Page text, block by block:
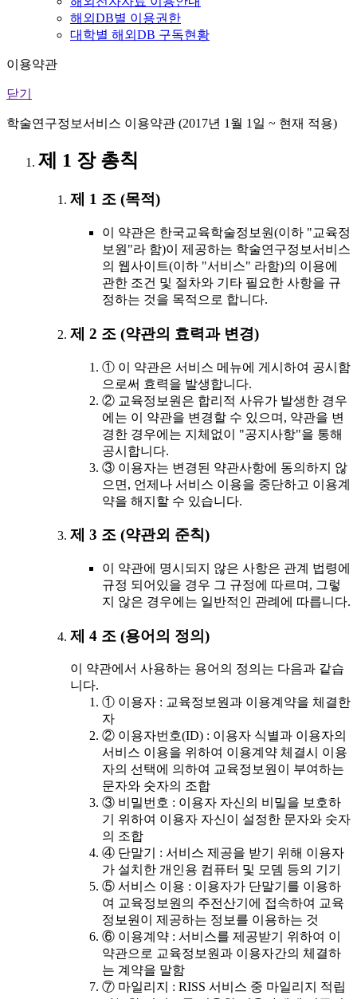
해외DB별 이용권한
대학별 해외DB 구독현황
이용약관
닫기
학술연구정보서비스 이용약관 (2017년 1월 1일 ~ 현재 적용)
제 1 장 총칙
제 1 조 (목적)
이 약관은 한국교육학술정보원(이하 "교육정
보원"라 함)이 제공하는 학술연구정보서비스
의 웹사이트(이하 "서비스" 라함)의 이용에
관한 조건 및 절차와 기타 필요한 사항을 규
정하는 것을 목적으로 합니다.
제 2 조 (약관의 효력과 변경)
① 이 약관은 서비스 메뉴에 게시하여 공시함
으로써 효력을 발생합니다.
② 교육정보원은 합리적 사유가 발생한 경우
에는 이 약관을 변경할 수 있으며, 약관을 변
경한 경우에는 지체없이 "공지사항"을 통해
공시합니다.
③ 이용자는 변경된 약관사항에 동의하지 않
으면, 언제나 서비스 이용을 중단하고 이용계
약을 해지할 수 있습니다.
제 3 조 (약관외 준칙)
이 약관에 명시되지 않은 사항은 관계 법령에
규정 되어있을 경우 그 규정에 따르며, 그렇
지 않은 경우에는 일반적인 관례에 따릅니다.
제 4 조 (용어의 정의)
이 약관에서 사용하는 용어의 정의는 다음과 같습
니다.
① 이용자 : 교육정보원과 이용계약을 체결한
자
② 이용자번호(ID) : 이용자 식별과 이용자의
서비스 이용을 위하여 이용계약 체결시 이용
자의 선택에 의하여 교육정보원이 부여하는
문자와 숫자의 조합
③ 비밀번호 : 이용자 자신의 비밀을 보호하
기 위하여 이용자 자신이 설정한 문자와 숫자
의 조합
④ 단말기 : 서비스 제공을 받기 위해 이용자
가 설치한 개인용 컴퓨터 및 모뎀 등의 기기
⑤ 서비스 이용 : 이용자가 단말기를 이용하
여 교육정보원의 주전산기에 접속하여 교육
정보원이 제공하는 정보를 이용하는 것
⑥ 이용계약 : 서비스를 제공받기 위하여 이
약관으로 교육정보원과 이용자간의 체결하
는 계약을 말함
⑦ 마일리지 : RISS 서비스 중 마일리지 적립